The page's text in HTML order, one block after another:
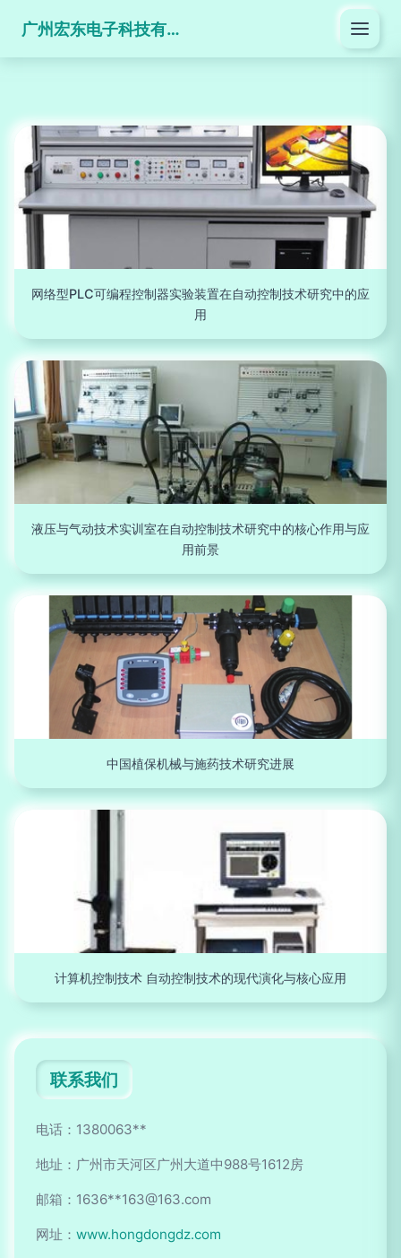
广州宏东电子科技有限公司
网络型PLC可编程控制器实验装置在自动控制技术研究中的应
用
液压与气动技术实训室在自动控制技术研究中的核心作用与应
用前景
中国植保机械与施药技术研究进展
计算机控制技术 自动控制技术的现代演化与核心应用
联系我们
电话：1380063**
地址：广州市天河区广州大道中988号1612房
邮箱：1636**163@163.com
网址： www.hongdongdz.com